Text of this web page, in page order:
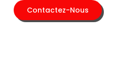
Contactez-Nous